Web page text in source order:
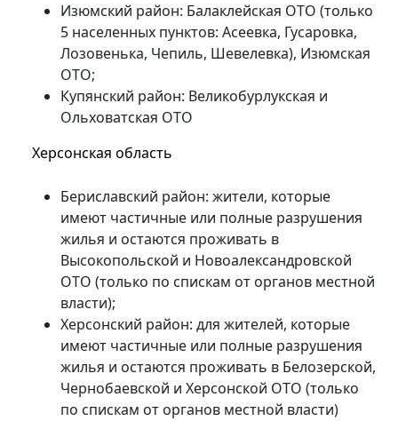
Изюмский район: Балаклейская ОТО (только
5 населенных пунктов: Асеевка, Гусаровка,
Лозовенька, Чепиль, Шевелевка), Изюмская
ОТО;
Купянский район: Великобурлукская и
Ольховатская ОТО
Херсонская область
Бериславский район: жители, которые
имеют частичные или полные разрушения
жилья и остаются проживать в
Высокопольской и Новоалександровской
ОТО (только по спискам от органов местной
власти);
Херсонский район: для жителей, которые
имеют частичные или полные разрушения
жилья и остаются проживать в Белозерской,
Чернобаевской и Херсонской ОТО (только
по спискам от органов местной власти)